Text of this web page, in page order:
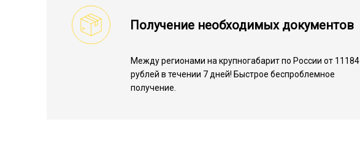
Получение необходимых документов
Между регионами на крупногабарит по России от 11184
рублей в течении 7 дней! Быстрое беспроблемное
получение.